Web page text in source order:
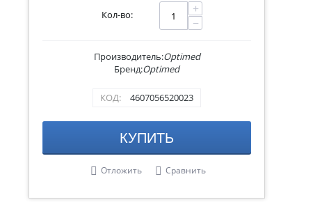
Кол-во:
+
−
Производитель:Optimed
Бренд:Optimed
КОД: 4607056520023
КУПИТЬ
Отложить Сравнить